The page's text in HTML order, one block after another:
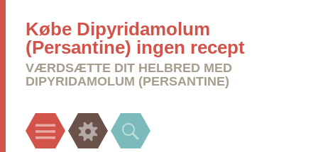
Købe Dipyridamolum
(Persantine) ingen recept
VÆRDSÆTTE DIT HELBRED MED
DIPYRIDAMOLUM (PERSANTINE)
Menu Widgets Search